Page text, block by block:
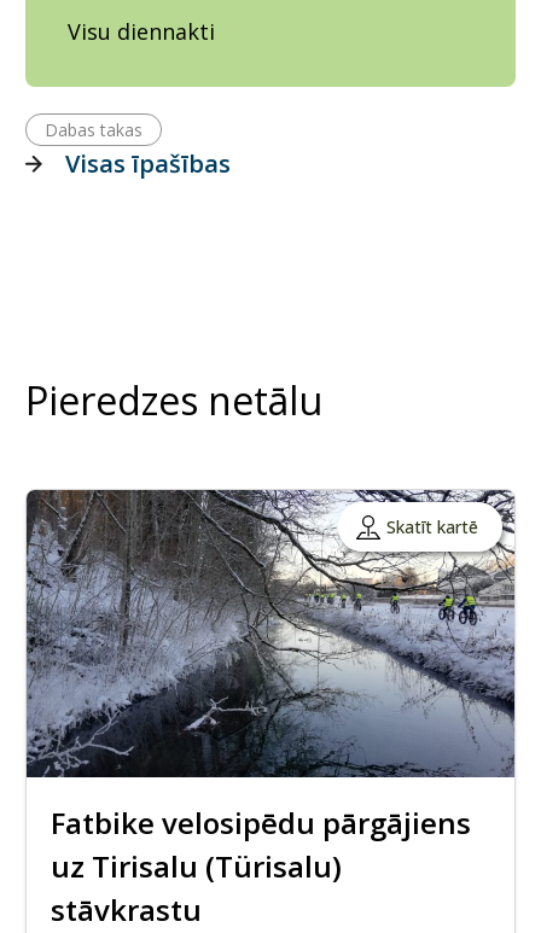
Visu diennakti
Dabas takas
Visas īpašības
Pieredzes netālu
Skatīt kartē
Fatbike velosipēdu pārgājiens
uz Tirisalu (Türisalu)
stāvkrastu